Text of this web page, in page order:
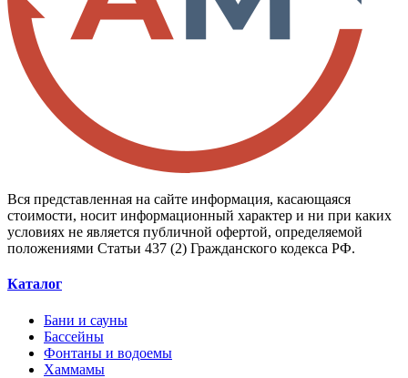
Вся представленная на сайте информация, касающаяся
стоимости, носит информационный характер и ни при каких
условиях не является публичной офертой, определяемой
положениями Статьи 437 (2) Гражданского кодекса РФ.
Каталог
Бани и сауны
Бассейны
Фонтаны и водоемы
Хаммамы